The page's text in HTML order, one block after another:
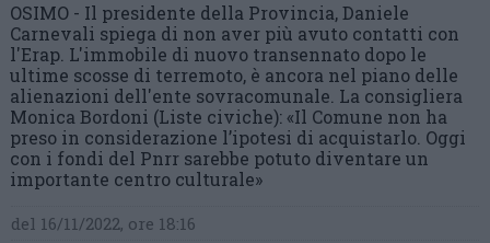
OSIMO - Il presidente della Provincia, Daniele
Carnevali spiega di non aver più avuto contatti con
l'Erap. L'immobile di nuovo transennato dopo le
ultime scosse di terremoto, è ancora nel piano delle
alienazioni dell'ente sovracomunale. La consigliera
Monica Bordoni (Liste civiche): «Il Comune non ha
preso in considerazione l’ipotesi di acquistarlo. Oggi
con i fondi del Pnrr sarebbe potuto diventare un
importante centro culturale»
del 16/11/2022, ore 18:16